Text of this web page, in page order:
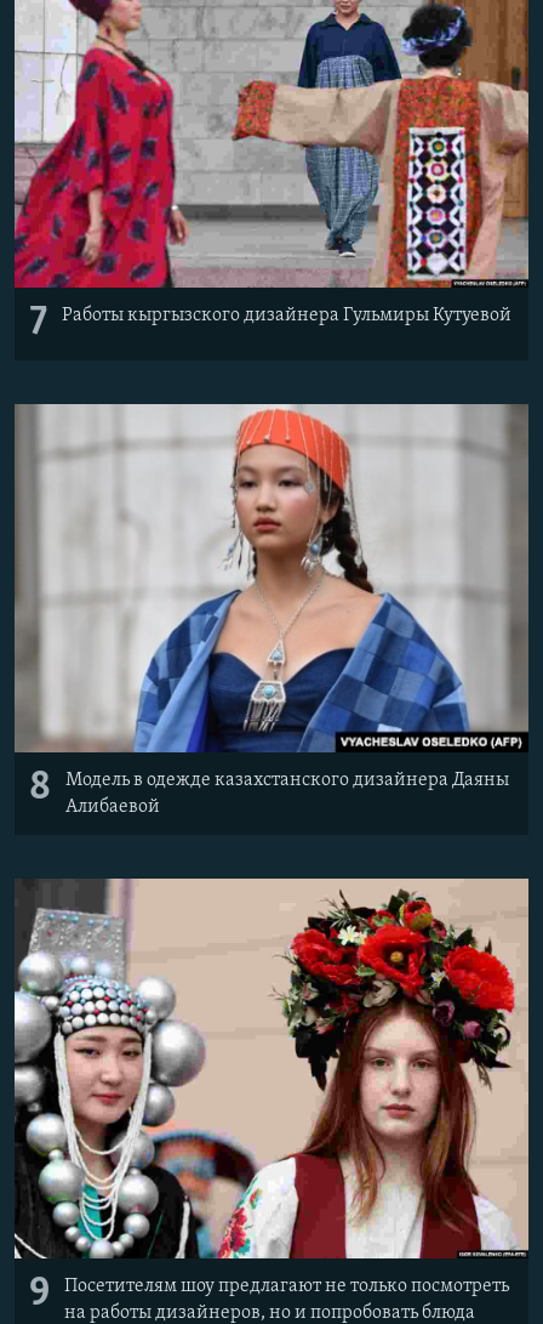
7 Работы кыргызского дизайнера Гульмиры Кутуевой
8
Модель в одежде казахстанского дизайнера Даяны
Алибаевой
9
Посетителям шоу предлагают не только посмотреть
на работы дизайнеров, но и попробовать блюда